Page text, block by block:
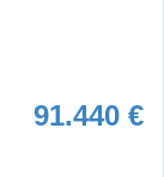
91.440 €